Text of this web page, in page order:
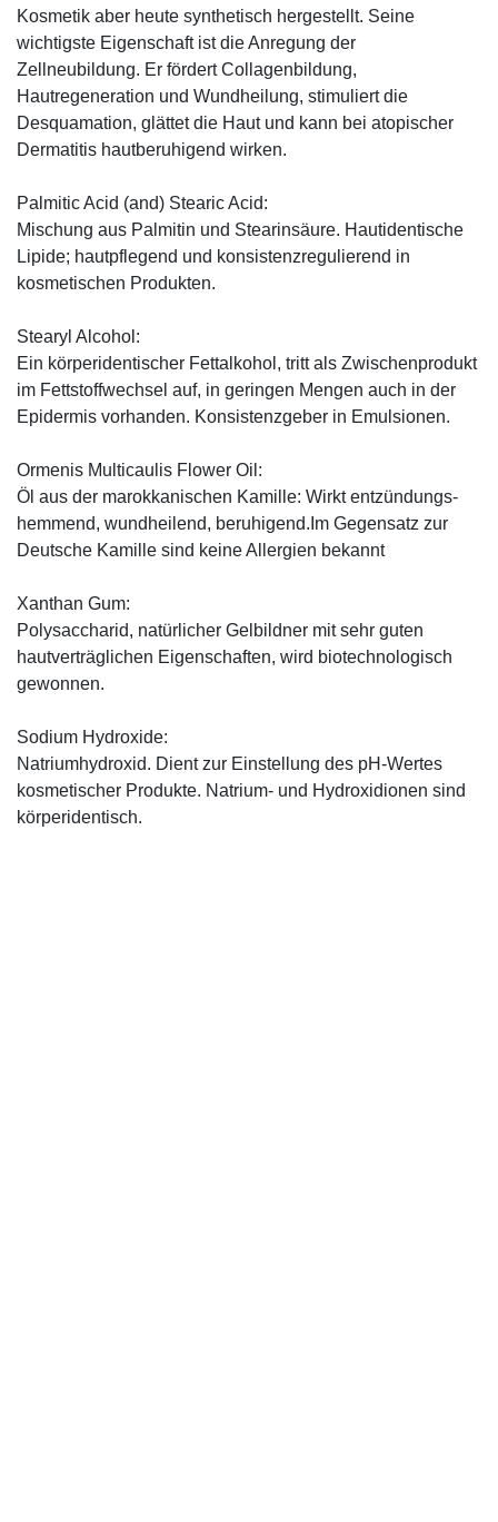
Kosmetik aber heute synthetisch hergestellt. Seine
wichtigste Eigenschaft ist die Anregung der
Zellneubildung. Er fördert Collagenbildung,
Hautregeneration und Wundheilung, stimuliert die
Desquamation, glättet die Haut und kann bei atopischer
Dermatitis hautberuhigend wirken.
Palmitic Acid (and) Stearic Acid:
Mischung aus Palmitin und Stearinsäure. Hautidentische
Lipide; hautpflegend und konsistenzregulierend in
kosmetischen Produkten.
Stearyl Alcohol:
Ein körperidentischer Fettalkohol, tritt als Zwischenprodukt
im Fettstoffwechsel auf, in geringen Mengen auch in der
Epidermis vorhanden. Konsistenzgeber in Emulsionen.
Ormenis Multicaulis Flower Oil:
Öl aus der marokkanischen Kamille: Wirkt entzündungs-
hemmend, wundheilend, beruhigend.Im Gegensatz zur
Deutsche Kamille sind keine Allergien bekannt
Xanthan Gum:
Polysaccharid, natürlicher Gelbildner mit sehr guten
hautverträglichen Eigenschaften, wird biotechnologisch
gewonnen.
Sodium Hydroxide:
Natriumhydroxid. Dient zur Einstellung des pH-Wertes
kosmetischer Produkte. Natrium- und Hydroxidionen sind
körperidentisch.